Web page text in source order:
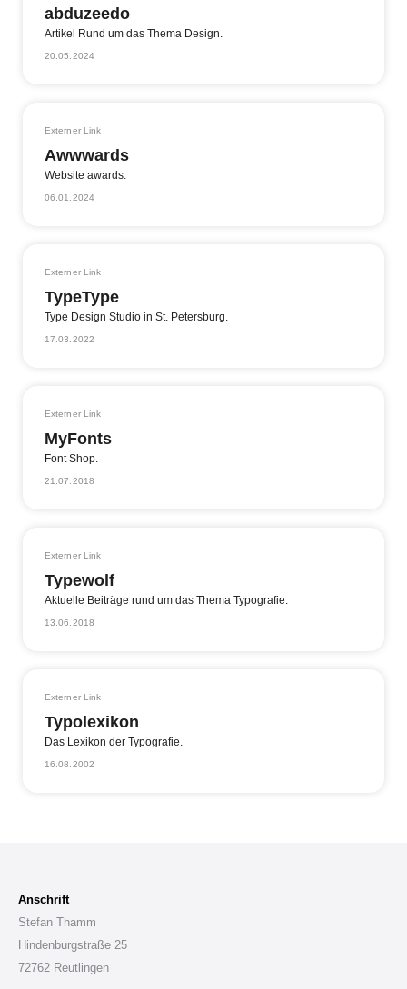
abduzeedo
Artikel Rund um das Thema Design.
20.05.2024
Externer Link
Awwwards
Website awards.
06.01.2024
Externer Link
TypeType
Type Design Studio in St. Petersburg.
17.03.2022
Externer Link
MyFonts
Font Shop.
21.07.2018
Externer Link
Typewolf
Aktuelle Beiträge rund um das Thema Typografie.
13.06.2018
Externer Link
Typolexikon
Das Lexikon der Typografie.
16.08.2002
Anschrift
Stefan Thamm
Hindenburgstraße 25
72762 Reutlingen